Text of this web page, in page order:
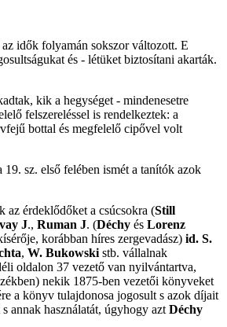
idők folyamán sokszor változott. E
és - létüket biztosítani akarták.
kik a hegységet - mindenesetre
felszereléssel is rendelkeztek: a
bottal és megfelelő cipővel volt
sz. első felében ismét a tanítók azok
az érdeklődőket a csúcsokra (Still
J., Ruman J. (Déchy és Lorenz
korábban híres zergevadász) id. S.
, W. Bukowski stb. vállalnak
oldalon 37 vezető van nyilvántartva,
nekik 1875-ben vezetői könyveket
a könyv tulajdonosa jogosult s azok díjait
annak használatát, úgyhogy azt Déchy